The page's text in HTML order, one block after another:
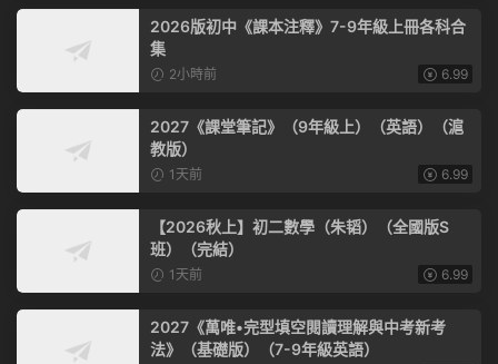
2026版初中《課本注釋》7-9年級上冊各科合
集
2小時前 6.99
2027《課堂筆記》（9年級上）（英語）（滬
教版）
1天前 6.99
【2026秋上】初二數學（朱韬）（全國版S
班）（完結）
1天前 6.99
2027《萬唯•完型填空閱讀理解與中考新考
法》（基礎版）（7-9年級英語）